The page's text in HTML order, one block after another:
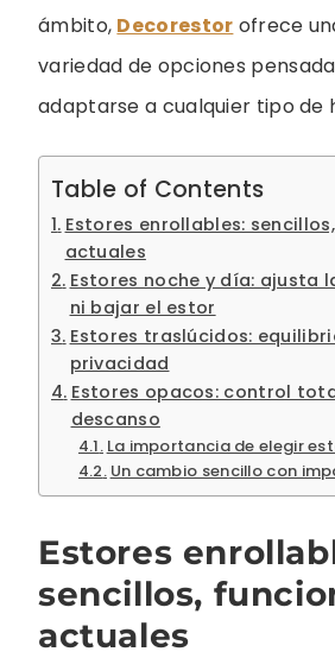
ámbito, Decorestor ofrece
variedad de opciones
adaptarse a cualquier tipo de
Table of Contents
Estores enrollables:
actuales
Estores noche y día: ajusta
ni bajar el estor
Estores traslúcidos:
privacidad
Estores opacos: control
descanso
La importancia de elegir
Un cambio sencillo con
Estores
sencillos,
actuales